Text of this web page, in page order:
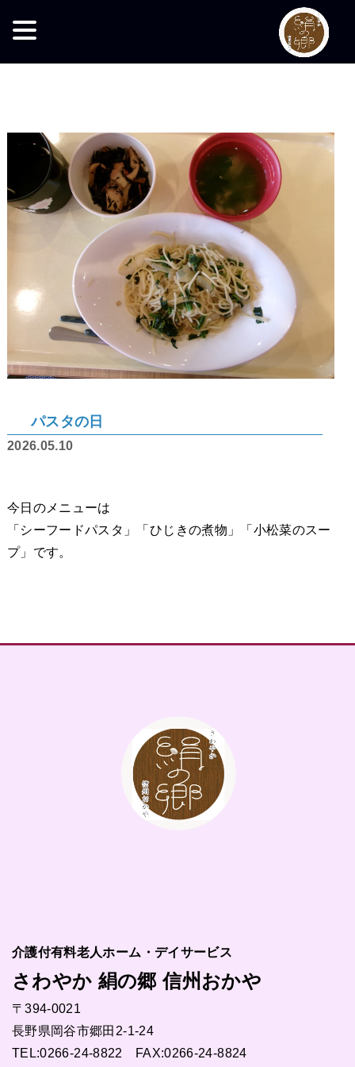
パスタの日
2026.05.10
今日のメニューは
「シーフードパスタ」「ひじきの煮物」「小松菜のスー
プ」です。
介護付有料老人ホーム・デイサービス
さわやか 絹の郷 信州おかや
〒394-0021
長野県岡谷市郷田2-1-24
TEL:0266-24-8822 FAX:0266-24-8824